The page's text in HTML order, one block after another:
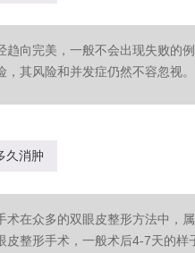
趋向完美，一般不会出现失败的
，其风险和并发症仍然不容忽视
久消肿
术在众多的双眼皮整形方法中，
皮整形手术，一般术后4-7天的样